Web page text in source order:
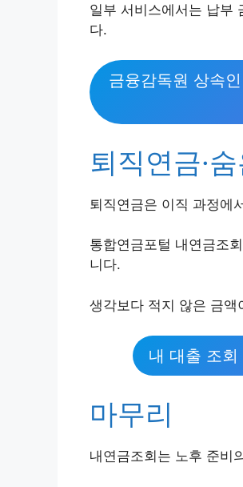
일부 서비스에서는 납부
다.
금융감독원 상속
퇴직연금·
퇴직연금은 이직 과정에
통합연금포털 내연금조
니다.
생각보다 적지 않은 금
내 대출 조
마무리
내연금조회는 노후 준비